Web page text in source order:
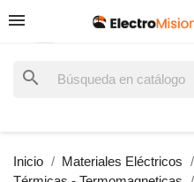
search
Inicio Materiales Eléctricos